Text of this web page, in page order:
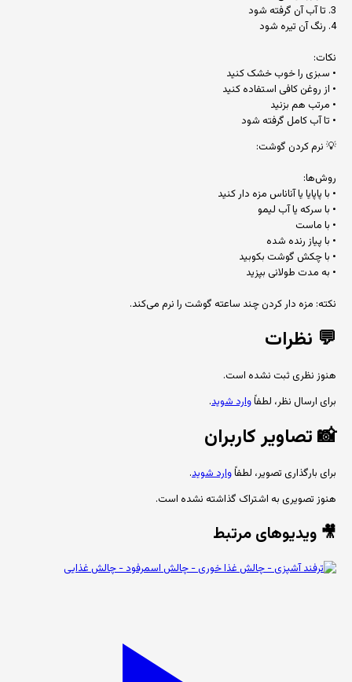
3. تا آب آن گرفته شود
4. رنگ آن تیره شود
نکات:
• سبزی را خوب خشک کنید
• از روغن کافی استفاده کنید
• مرتب هم بزنید
• تا آب کامل گرفته شود
💡 نرم کردن گوشت:
روش‌ها:
• با پاپایا یا آناناس مزه دار کنید
• با سرکه یا آب لیمو
• با ماست
• با پیاز رنده شده
• با چکش گوشت بکوبید
• به مدت طولانی بپزید
نکته: مزه دار کردن چند ساعته گوشت را نرم می‌کند.
💬 نظرات
هنوز نظری ثبت نشده است.
برای ارسال نظر، لطفاًوارد شوید.
📸تصاویر کاربران
برای بارگذاری تصویر، لطفاًوارد شوید.
هنوز تصویری به اشتراک گذاشته نشده است.
🎥 ویدیوهای مرتبط